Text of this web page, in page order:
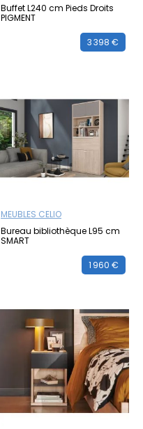
Buffet L240 cm Pieds Droits
PIGMENT
3 398 €
MEUBLES CELIO
Bureau bibliothèque L95 cm
SMART
1 960 €